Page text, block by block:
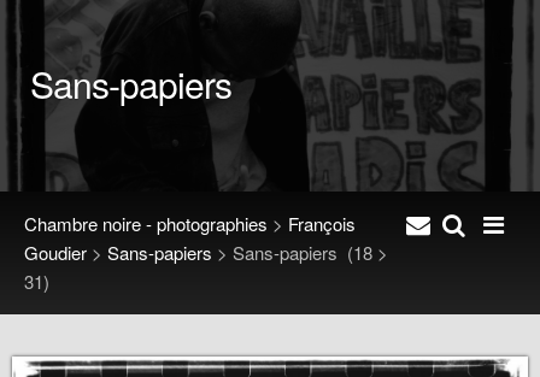
Sans-papiers
Chambre noire - photographies > François
Goudier > Sans-papiers > Sans-papiers (18 >
31)